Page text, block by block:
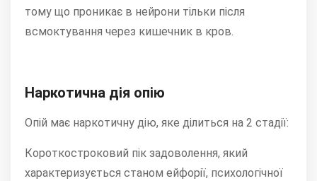
тому що проникає в нейрони тільки після
всмоктування через кишечник в кров.
Наркотична дія опію
Опій має наркотичну дію, яке ділиться на 2 стадії:
Короткостроковий пік задоволення, який
характеризується станом ейфорії, психологічної